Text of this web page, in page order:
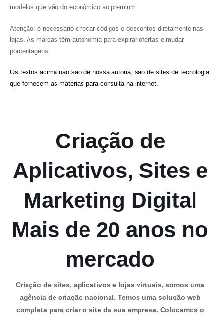
modelos que vão do econômico ao premium.
Atenção: é necessário checar códigos e descontos diretamente nas
lojas. As marcas têm autonomia para expirar ofertas e mudar
porcentagens.
Os textos acima não são de nossa autoria, são de sites de tecnologia
que fornecem as matérias para consulta na internet.
Criação de
Aplicativos, Sites e
Marketing Digital
Mais de 20 anos no
mercado
Criação de sites, aplicativos e lojas virtuais, somos uma
agência de criação nacional. Temos uma solução web
completa para criar o site da sua empresa. Colocamos o